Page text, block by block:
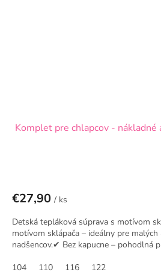
Komplet pre chlapcov -
€27,90 / ks
Detská tepláková súprava s motívom
motívom sklápača – ideálny pre
nadšencov.✔ Bez kapucne – pohodlná
104
110 116 122